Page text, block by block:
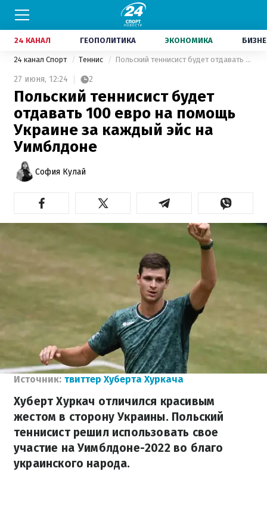
24 КАНАЛ ГЕОПОЛИТИКА ЭКОНОМИКА
24 канал Спорт Теннис Польский теннисист будет отдавать 100 евро на помощь Украине за каждый эйс на Уимблдоне
27 июня, 12:24 2
Польский теннисист будет
отдавать 100 евро на помощь
Украине за каждый эйс на
Уимблдоне
София Кулай
Источник: твиттер Хуберта Хуркача
Хуберт Хуркач отличился красивым
жестом в сторону Украины. Польский
теннисист решил использовать свое
участие на Уимблдоне-2022 во благо
украинского народа.